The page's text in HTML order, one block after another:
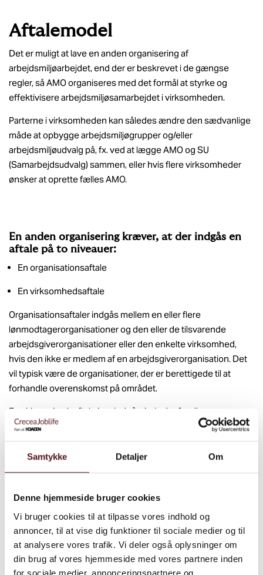
Samtykke Detaljer Om
Denne hjemmeside bruger cookies
Vi bruger cookies til at tilpasse vores indhold og
annoncer, til at vise dig funktioner til sociale medier og til
at analysere vores trafik. Vi deler også oplysninger om
din brug af vores hjemmeside med vores partnere inden
for sociale medier, annonceringspartnere og
Aftalemodel
Det er muligt at lave en anden organisering af
arbejdsmiljøarbejdet, end der er beskrevet i de gængse
regler, så AMO organiseres med det formål at styrke og
effektivisere arbejdsmiljøsamarbejdet i virksomheden.
Parterne i virksomheden kan således ændre den sædvanlige
måde at opbygge arbejdsmiljøgrupper og/eller
arbejdsmiljøudvalg på, fx. ved at lægge AMO og SU
(Samarbejdsudvalg) sammen, eller hvis flere virksomheder
ønsker at oprette fælles AMO.
En anden organisering kræver, at der indgås en
aftale på to niveauer:
En organisationsaftale
En virksomhedsaftale
Organisationsaftaler indgås mellem en eller flere
lønmodtagerorganisationer og den eller de tilsvarende
arbejdsgiverorganisationer eller den enkelte virksomhed,
hvis den ikke er medlem af en arbejdsgiverorganisation. Det
vil typisk være de organisationer, der er berettigede til at
forhandle overenskomst på området.
En virksomhedsaftale kan indgås, hvis der foreligger en
organisationsaftale, og så kan arbejdsgiveren og de ansatte
indgå en virksomhedsaftale.
Der er krav til, hvad en virksomhedsaftale skal indeholde,
Joblife har erfaringer med virksomhedsaftalen, så
gerne herom.